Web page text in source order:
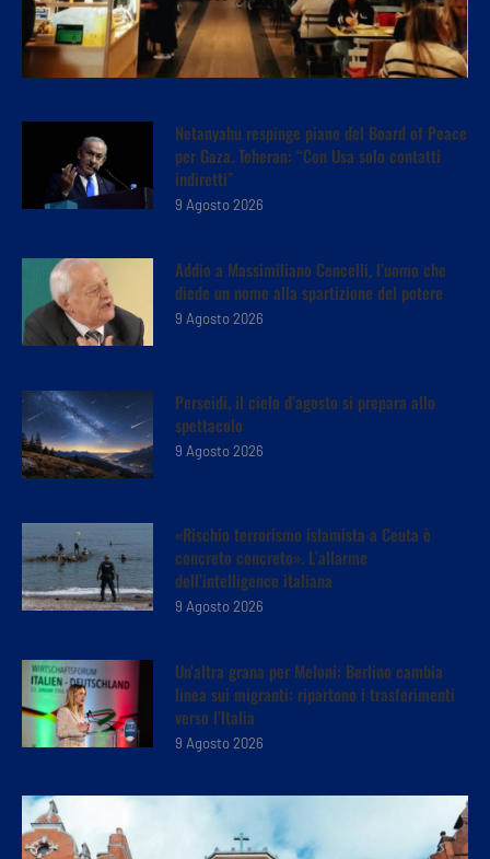
Netanyahu respinge piano del Board of Peace
per Gaza. Teheran: “Con Usa solo contatti
indiretti”
9 Agosto 2026
Addio a Massimiliano Cencelli, l’uomo che
diede un nome alla spartizione del potere
9 Agosto 2026
Perseidi, il cielo d’agosto si prepara allo
spettacolo
9 Agosto 2026
«Rischio terrorismo islamista a Ceuta è
concreto concreto». L’allarme
dell’intelligence italiana
9 Agosto 2026
Un’altra grana per Meloni: Berlino cambia
linea sui migranti: ripartono i trasferimenti
verso l’Italia
9 Agosto 2026